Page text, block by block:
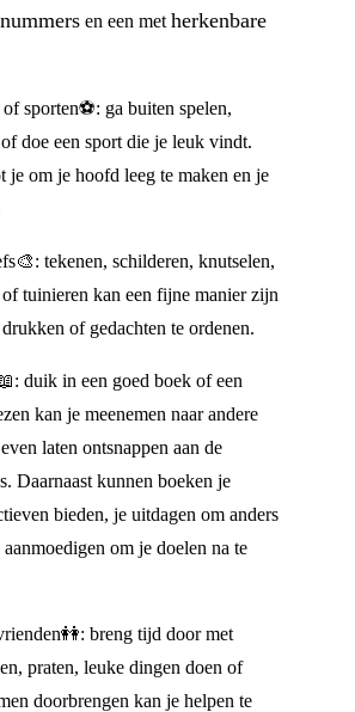
en een met herkenbare
sporten⚽: ga buiten spelen,
doe een sport die je leuk vindt.
je om je hoofd leeg te maken en je
tekenen, schilderen, knutselen,
tuinieren kan een fijne manier zijn
of gedachten te ordenen.
duik in een goed boek of een
kan je meenemen naar andere
laten ontsnappen aan de
Daarnaast kunnen boeken je
bieden, je uitdagen om anders
om je doelen na te
breng tijd door met
praten, leuke dingen doen of
doorbrengen kan je helpen te